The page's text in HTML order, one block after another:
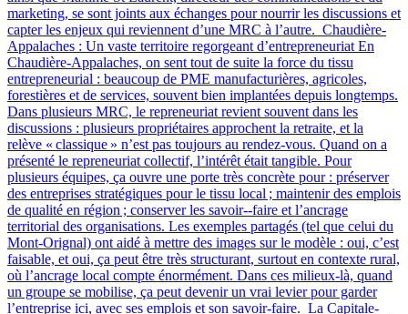
marketing, se sont joints aux échanges pour nourrir les discussions et
capter les enjeux qui reviennent d’une MRC à l’autre. Chaudière-
Appalaches : Un vaste territoire regorgeant d’entrepreneuriat En
Chaudière-Appalaches, on sent tout de suite la force du tissu
entrepreneurial : beaucoup de PME manufacturières, agricoles,
forestières et de services, souvent bien implantées depuis longtemps.
Dans plusieurs MRC, le repreneuriat revient souvent dans les
discussions : plusieurs propriétaires approchent la retraite, et la
relève « classique » n’est pas toujours au rendez-vous. Quand on a
présenté le repreneuriat collectif, l’intérêt était tangible. Pour
plusieurs équipes, ça ouvre une porte très concrète pour : préserver
des entreprises stratégiques pour le tissu local ; maintenir des emplois
de qualité en région ; conserver les savoir‑-faire et l’ancrage
territorial des organisations. Les exemples partagés (tel que celui du
Mont-Orignal) ont aidé à mettre des images sur le modèle : oui, c’est
faisable, et oui, ça peut être très structurant, surtout en contexte rural,
où l’ancrage local compte énormément. Dans ces milieux-là, quand
un groupe se mobilise, ça peut devenir un vrai levier pour garder
l’entreprise ici, avec ses emplois et son savoir-faire. La Capitale-